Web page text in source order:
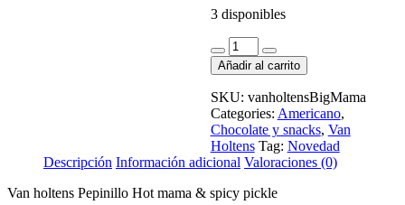
3 disponibles
holtens
Pepinillo
Hot
Mama
-
Pickle
cantidad
Añadir al carrito
SKU: vanholtensBigMama
Categories: Americano,
Chocolate y snacks, Van
Holtens Tag: Novedad
Descripción Información adicional Valoraciones (0)
Van holtens Pepinillo Hot mama & spicy pickle